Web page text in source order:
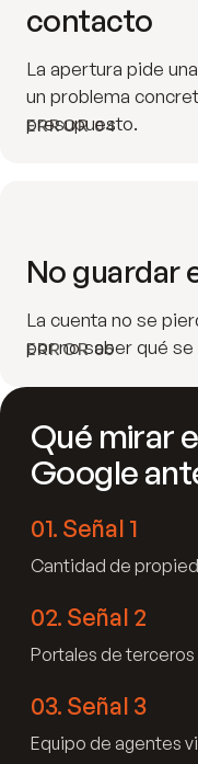
ERROR 04
contacto
La apertura pide
un problema
presupuesto.
ERROR 05
No guardar
La cuenta no se
por no saber qué
Qué mirar
Google
01. Señal 1
Cantidad de
02. Señal 2
Portales de
03. Señal 3
Equipo de agentes